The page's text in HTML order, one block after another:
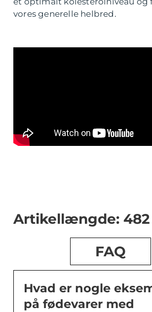
vores generelle helbred.
Artikellængde:
FAQ
Hvad er nogle
på fødevarer med